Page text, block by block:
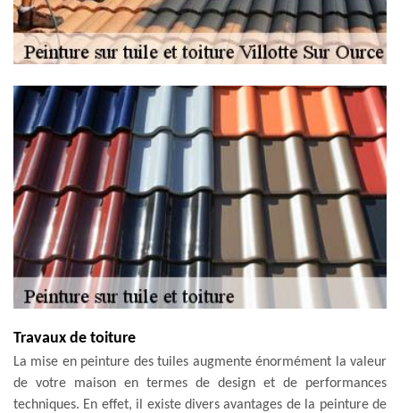
Travaux de toiture
La mise en peinture des tuiles augmente énormément la valeur
de votre maison en termes de design et de performances
techniques. En effet, il existe divers avantages de la peinture de